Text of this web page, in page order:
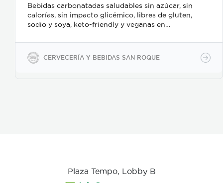
Bebidas carbonatadas saludables sin azúcar, sin
calorías, sin impacto glicémico, libres de gluten,
sodio y soya, keto-friendly y veganas en
en PET.
CERVECERÍA Y BEBIDAS SAN ROQUE
Plaza Tempo, Lobby B